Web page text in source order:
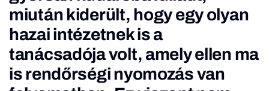
miután kiderült, hogy egy olyan
hazai intézetnek is a
tanácsadója volt, amely ellen ma
is rendőrségi nyomozás van